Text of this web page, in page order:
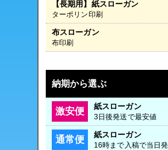
【長期用】紙スローガン
ターポリン印刷
布スローガン
布印刷
納期から選ぶ
激安便 紙スローガン
3日後発送で最安値
通常便 紙スローガン
16時まで入稿で当日